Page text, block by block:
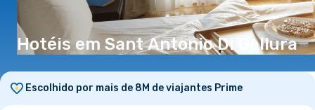
Hotéis em Sant Antonio Di Gallura
Escolhido por mais de 8M de viajantes Prime